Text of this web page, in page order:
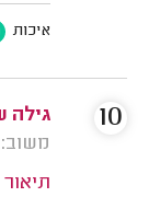
איכות
גילה
משוב: 20/08/2024
10